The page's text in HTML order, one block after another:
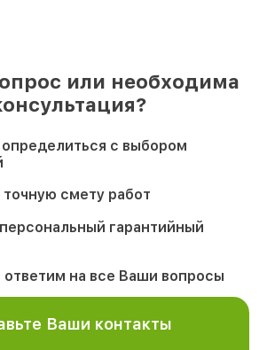
или необходима
с выбором
смету работ
гарантийный
ответим на все Ваши вопросы
Ваши контакты